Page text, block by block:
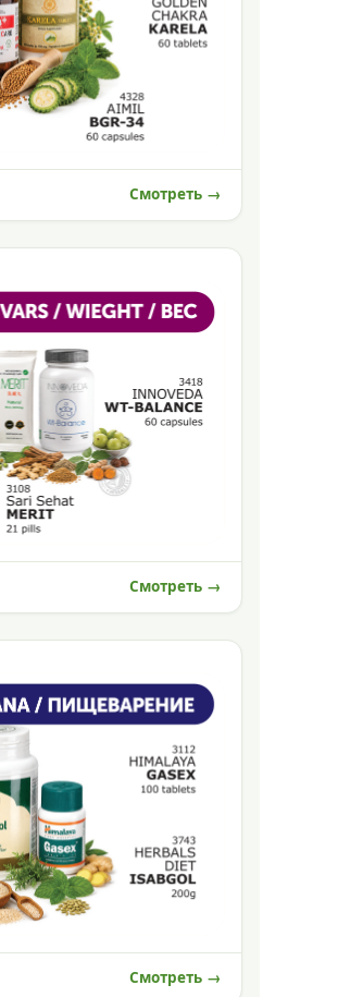
Смотреть →
Смотреть →
Смотреть →